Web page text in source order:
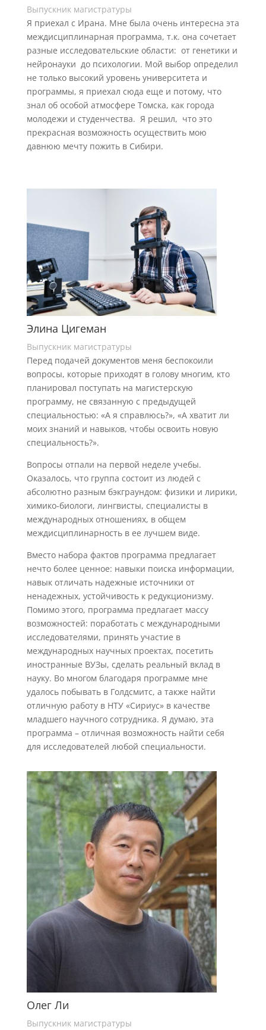
Выпускник магистратуры
Я приехал с Ирана. Мне была очень интересна эта
междисциплинарная программа, т.к. она сочетает
разные исследовательские области: от генетики и
нейронауки до психологии. Мой выбор определил
не только высокий уровень университета и
программы, я приехал сюда еще и потому, что
знал об особой атмосфере Томска, как города
молодежи и студенчества. Я решил, что это
прекрасная возможность осуществить мою
давнюю мечту пожить в Сибири.
Элина Цигеман
Выпускник магистратуры
Перед подачей документов меня беспокоили
вопросы, которые приходят в голову многим, кто
планировал поступать на магистерскую
программу, не связанную с предыдущей
специальностью: «А я справлюсь?», «А хватит ли
моих знаний и навыков, чтобы освоить новую
специальность?».
Вопросы отпали на первой неделе учебы.
Оказалось, что группа состоит из людей с
абсолютно разным бэкграундом: физики и лирики,
химико-биологи, лингвисты, специалисты в
международных отношениях, в общем
междисциплинарность в ее лучшем виде.
Вместо набора фактов программа предлагает
нечто более ценное: навыки поиска информации,
навык отличать надежные источники от
ненадежных, устойчивость к редукционизму.
Помимо этого, программа предлагает массу
возможностей: поработать с международными
исследователями, принять участие в
международных научных проектах, посетить
иностранные ВУЗы, сделать реальный вклад в
науку. Во многом благодаря программе мне
удалось побывать в Голдсмитс, а также найти
отличную работу в НТУ «Сириус» в качестве
младшего научного сотрудника. Я думаю, эта
программа – отличная возможность найти себя
для исследователей любой специальности.
Олег Ли
Выпускник магистратуры